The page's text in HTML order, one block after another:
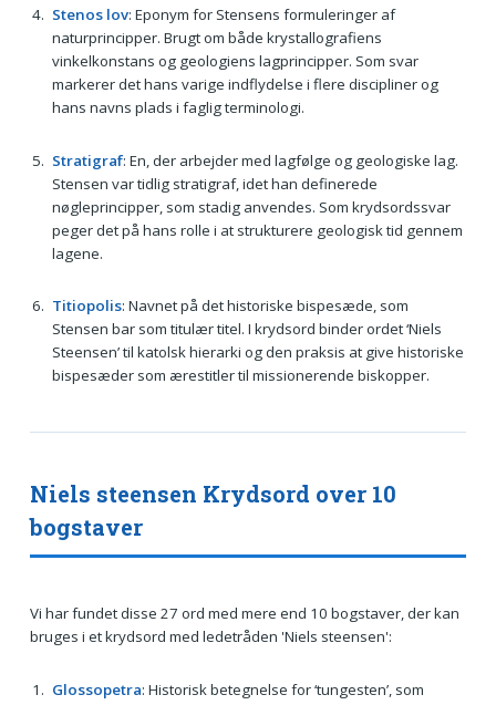
Stenos lov: Eponym for Stensens formuleringer af
naturprincipper. Brugt om både krystallografiens
vinkelkonstans og geologiens lagprincipper. Som svar
markerer det hans varige indflydelse i flere discipliner og
hans navns plads i faglig terminologi.
Stratigraf: En, der arbejder med lagfølge og geologiske lag.
Stensen var tidlig stratigraf, idet han definerede
nøgleprincipper, som stadig anvendes. Som krydsordssvar
peger det på hans rolle i at strukturere geologisk tid gennem
lagene.
Titiopolis: Navnet på det historiske bispesæde, som
Stensen bar som titulær titel. I krydsord binder ordet ‘Niels
Steensen’ til katolsk hierarki og den praksis at give historiske
bispesæder som ærestitler til missionerende biskopper.
Niels steensen Krydsord over 10
bogstaver
Vi har fundet disse 27 ord med mere end 10 bogstaver, der kan
bruges i et krydsord med ledetråden 'Niels steensen':
Glossopetra: Historisk betegnelse for ‘tungesten’, som